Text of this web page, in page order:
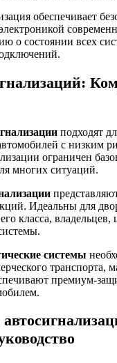
обеспечивает
о состоянии всех
подходят
с низким
ограничен
многих ситуаций.
Идеальны для
класса,
системы
транспорта,
премиум-